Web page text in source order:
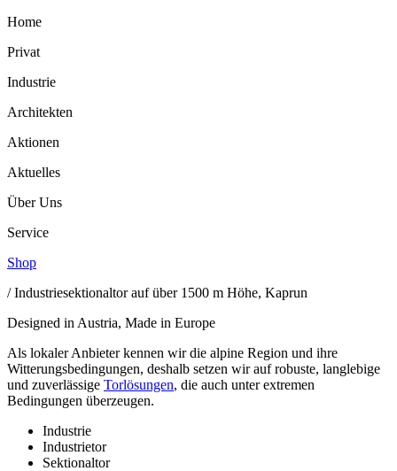
Home
Privat
Industrie
Architekten
Aktionen
Aktuelles
Über Uns
Service
Shop
/ Industriesektionaltor auf über 1500 m Höhe, Kaprun
Designed in Austria, Made in Europe
Als lokaler Anbieter kennen wir die alpine Region und ihre
Witterungsbedingungen, deshalb setzen wir auf robuste, langlebige
und zuverlässige Torlösungen, die auch unter extremen
Bedingungen überzeugen.
Industrie
Industrietor
Sektionaltor